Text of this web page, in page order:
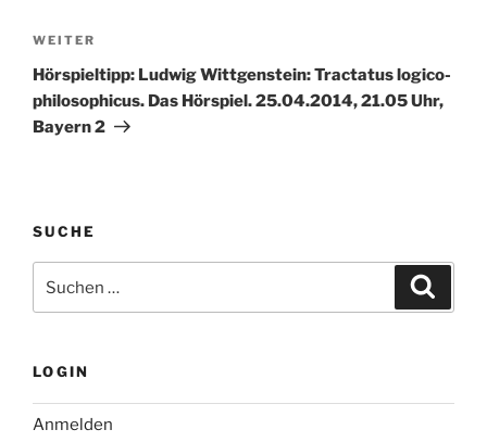
Nächster
Beitrag
WEITER
Hörspieltipp: Ludwig Wittgenstein: Tractatus logico-
philosophicus. Das Hörspiel. 25.04.2014, 21.05 Uhr,
Bayern 2
SUCHE
nach:
LOGIN
Anmelden